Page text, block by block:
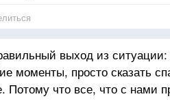
выход из ситуации:
моменты, просто сказать
что все, что с нами